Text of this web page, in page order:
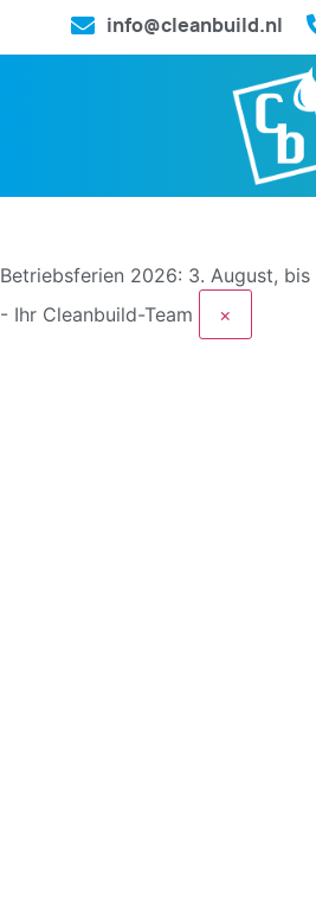
info@cleanbuild.nl
Betriebsferien 2026: 3. August,
- Ihr Cleanbuild-Team
×